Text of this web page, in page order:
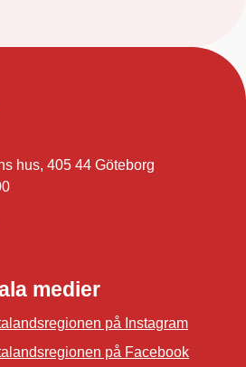
hus, 405 44 Göteborg
medier
på Instagram
på Facebook